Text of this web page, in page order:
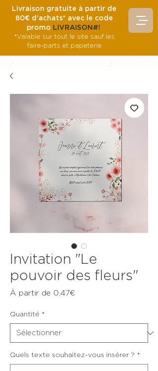
Livraison gratuite à partir de
80€ d'achats* avec le code
promo LIVRAISON#!
*Valable sur tout le site sauf les
faire-parts et papeterie
Invitation "Le
pouvoir des fleurs"
À partir de 0,47€Prix
Quantité *
Quels texte souhaitez-vous insérer ? *